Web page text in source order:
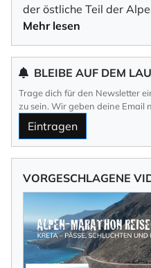
der östliche Teil der
Mehr lesen
BLEIBE AUF DEM
Trage dich für den Newsletter
zu sein. Wir geben deine Email
Eintragen
VORGESCHLAGENE